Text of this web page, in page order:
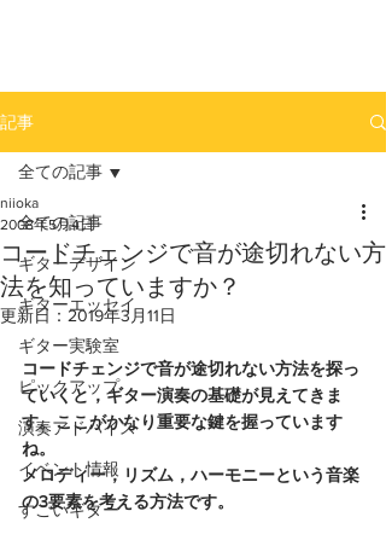
記事
全ての記事
ギターデザイン
ギターエッセイ
ギター実験室
ピックアップ
演奏アドバイス
イベント情報
すごいギター
全ての記事
コードチェンジで音が途切れない方
法を知っていますか？
niioka
2008年5月4日
更新日： 2019年3月11日
コードチェンジで音が途切れない方法を探っ
ていくと，ギター演奏の基礎が見えてきま
す。ここがかなり重要な鍵を握っています
ね。
メロディー，リズム，ハーモニーという音楽
の3要素を考える方法です。